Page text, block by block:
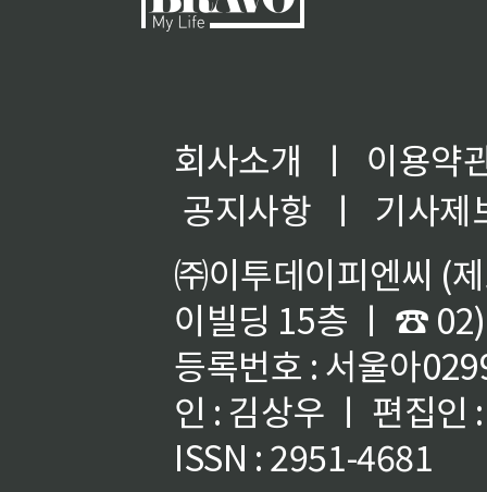
회사소개 ㅣ
이용약
공지사항
ㅣ
기사제
㈜이투데이피엔씨 (
이빌딩 15층 ㅣ ☎
등록번호 : 서울아
인 : 김상우 ㅣ 편집인
ISSN : 2951-4681